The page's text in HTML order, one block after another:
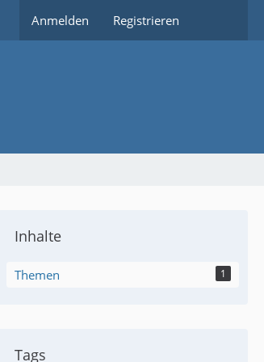
Anmelden Registrieren
Inhalte
Themen 1
Tags